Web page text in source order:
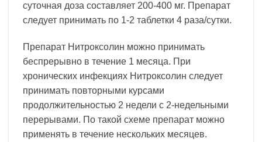
суточная доза составляет 200-400 мг. Препарат
следует принимать по 1-2 таблетки 4 раза/сутки.
Препарат Нитроксолин можно принимать
беспрерывно в течение 1 месяца. При
хронических инфекциях Нитроксолин следует
принимать повторными курсами
продолжительностью 2 недели с 2-недельными
перерывами. По такой схеме препарат можно
применять в течение нескольких месяцев.